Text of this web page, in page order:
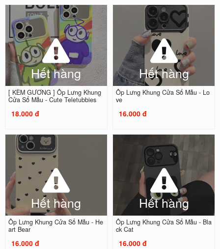
Hết hàng
[ KÈM GƯƠNG ] Ốp Lưng Khung
Cửa Sổ Mẫu - Cute Teletubbies
18.000 đ
Hết hàng
Ốp Lưng Khung Cửa Sổ Mẫu - Lo
ve
16.000 đ
Hết hàng
Ốp Lưng Khung Cửa Sổ Mẫu - He
art Bear
16.000 đ
Hết hàng
Ốp Lưng Khung Cửa Sổ Mẫu - Bla
ck Cat
16.000 đ